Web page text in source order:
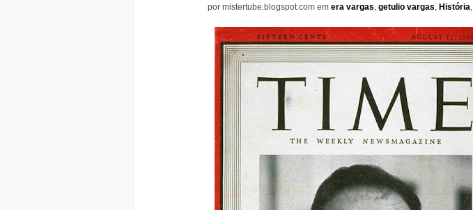
por mistertube.blogspot.com em era vargas, getulio vargas, História,